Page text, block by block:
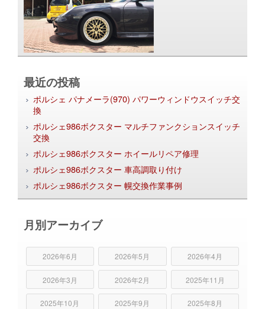
最近の投稿
ポルシェ パナメーラ(970) パワーウィンドウスイッチ交
換
ポルシェ986ボクスター マルチファンクションスイッチ
交換
ポルシェ986ボクスター ホイールリペア修理
ポルシェ986ボクスター 車高調取り付け
ポルシェ986ボクスター 幌交換作業事例
月別アーカイブ
2026年6月 2026年5月 2026年4月
2026年3月 2026年2月 2025年11月
2025年10月 2025年9月 2025年8月